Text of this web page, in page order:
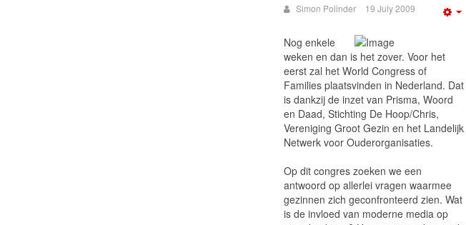
Simon Polinder 19 July 2009
Nog enkele
weken en dan is het zover. Voor het
eerst zal het World Congress of
Families plaatsvinden in Nederland. Dat
is dankzij de inzet van Prisma, Woord
en Daad, Stichting De Hoop/Chris,
Vereniging Groot Gezin en het Landelijk
Netwerk voor Ouderorganisaties.
Op dit congres zoeken we een
antwoord op allerlei vragen waarmee
gezinnen zich geconfronteerd zien. Wat
is de invloed van moderne media op